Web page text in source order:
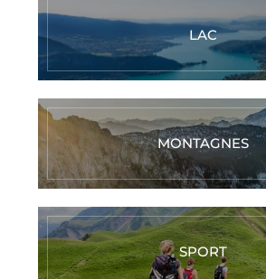
LAC
MONTAGNES
SPORT